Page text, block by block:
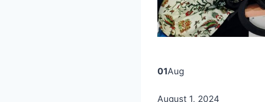
01Aug
August 1, 2024